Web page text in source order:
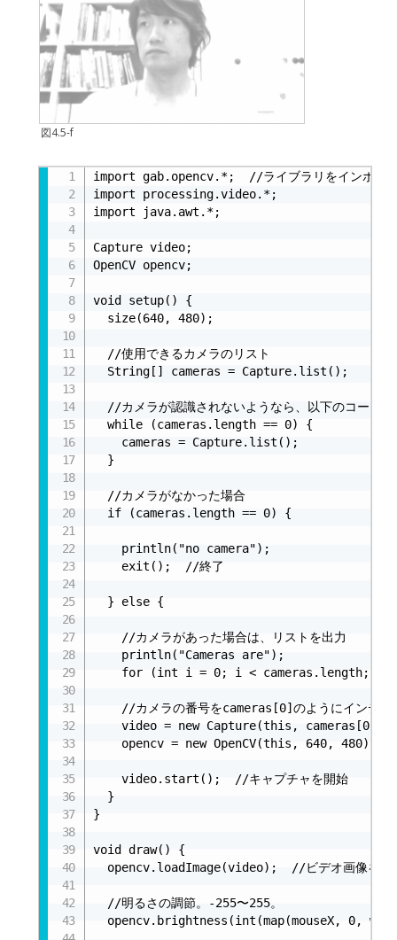
図4.5-f
リスト4.5-bimport gab.opencv.*;  //ライブラリをインポー
import processing.video.*;
import java.awt.*;
Capture video;
OpenCV opencv;
void setup() {
  size(640, 480);
  //使用できるカメラのリスト
  String[] cameras = Capture.list();
//カメラが認識されないようなら、以下のコードを
  while (cameras.length == 0) {
    cameras = Capture.list();
  }
  //カメラがなかった場合
  if (cameras.length == 0) {
    println("no camera");
    exit();  //終了
  } else {
    //カメラがあった場合は、リストを出力
    println("Cameras are");
for (int i = 0; i < cameras.length;
//カメラの番号をcameras[0]のようにインデッ
    video = new Capture(this, cameras[0]);
    opencv = new OpenCV(this, 640, 480);
    video.start();  //キャプチャを開始
  }
}
void draw() {
opencv.loadImage(video);  //ビデオ画像をメ
  //明るさの調節。-255〜255。
opencv.brightness(int(map(mouseX, 0,